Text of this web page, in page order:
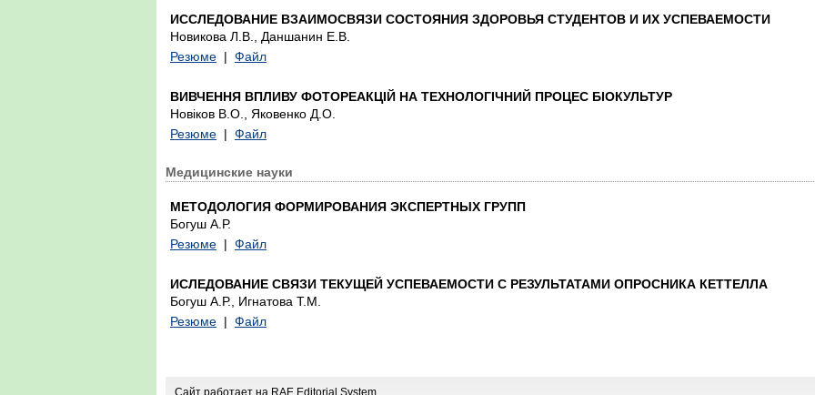
ИССЛЕДОВАНИЕ ВЗАИМОСВЯЗИ СОСТОЯНИЯ ЗДОРОВЬЯ СТУДЕНТОВ И ИХ УСПЕВАЕМОСТИ
Новикова Л.В., Даншанин Е.В.
Резюме | Файл
ВИВЧЕННЯ ВПЛИВУ ФОТОРЕАКЦІЙ НА ТЕХНОЛОГІЧНИЙ ПРОЦЕС БІОКУЛЬТУР
Новіков В.О., Яковенко Д.О.
Резюме | Файл
Медицинские науки
МЕТОДОЛОГИЯ ФОРМИРОВАНИЯ ЭКСПЕРТНЫХ ГРУПП
Богуш А.Р.
Резюме | Файл
ИСЛЕДОВАНИЕ СВЯЗИ ТЕКУЩЕЙ УСПЕВАЕМОСТИ С РЕЗУЛЬТАТАМИ ОПРОСНИКА КЕТТЕЛЛА
Богуш А.Р., Игнатова Т.М.
Резюме | Файл
Сайт работает на RAE Editorial System